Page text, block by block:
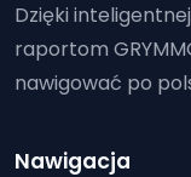
Dzięki
raportom
nawigować po
Nawigacja